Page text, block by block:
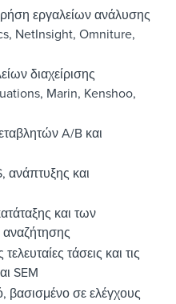
εργαλείων ανάλυσης
NetInsight, Omniture,
διαχείρισης
Marin, Kenshoo,
A/B και
ανάπτυξης και
και των
τάσεις και τις
SEM
βασισμένο σε ελέγχους